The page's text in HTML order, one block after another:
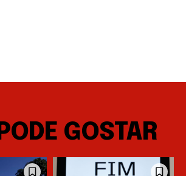
GOSTAR